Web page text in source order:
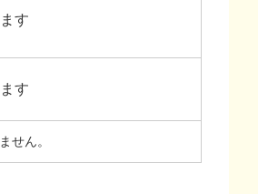
す
す
せん。